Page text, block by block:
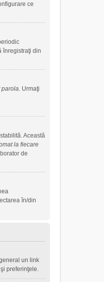
ce
înregistraţi din
parola. Urmaţi
Această
la fiecare
de
în/din
un link
preferinţele.